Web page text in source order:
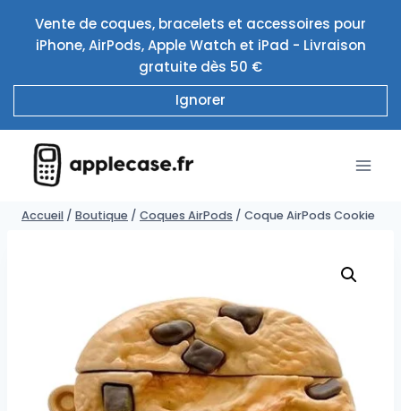
contenu
Vente de coques, bracelets et accessoires pour
iPhone, AirPods, Apple Watch et iPad - Livraison
gratuite dès 50 €
Ignorer
Accueil / Boutique / Coques AirPods / Coque AirPods Cookie